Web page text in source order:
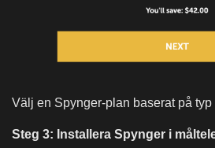
Välj en Spynger-plan baserat på typ
Steg 3: Installera Spynger i